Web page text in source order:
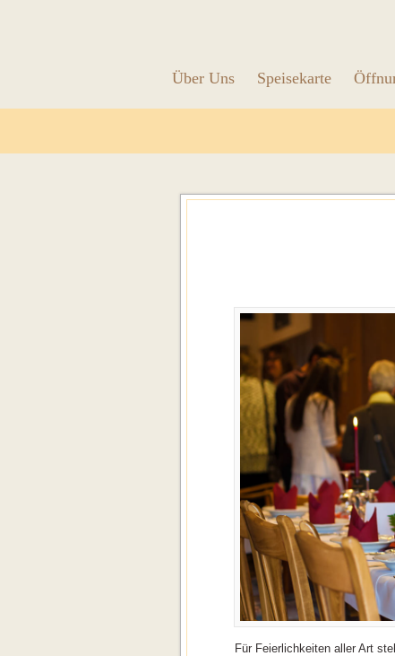
Über Uns Speisekarte
Für Feierlichkeiten aller Art